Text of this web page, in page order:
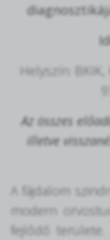
Helyszín:
Az összes
illetve
A fájdalom
modern
fejlődő